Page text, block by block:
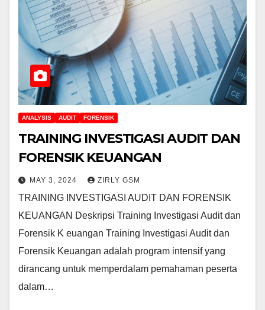
ANALYSIS AUDIT FORENSIK
TRAINING INVESTIGASI AUDIT DAN
FORENSIK KEUANGAN
MAY 3, 2024 ZIRLY GSM
TRAINING INVESTIGASI AUDIT DAN FORENSIK
KEUANGAN Deskripsi Training Investigasi Audit dan
Forensik K euangan Training Investigasi Audit dan
Forensik Keuangan adalah program intensif yang
dirancang untuk memperdalam pemahaman peserta
dalam…